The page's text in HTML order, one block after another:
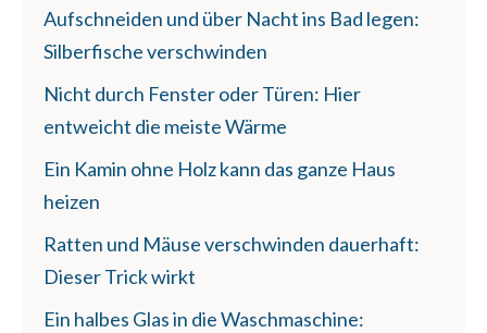
Aufschneiden und über Nacht ins Bad legen:
Silberfische verschwinden
Nicht durch Fenster oder Türen: Hier
entweicht die meiste Wärme
Ein Kamin ohne Holz kann das ganze Haus
heizen
Ratten und Mäuse verschwinden dauerhaft:
Dieser Trick wirkt
Ein halbes Glas in die Waschmaschine: